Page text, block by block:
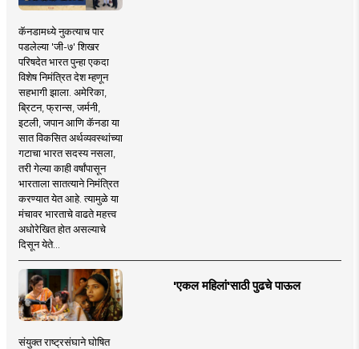
कॅनडामध्ये नुकत्याच पार
पडलेल्या 'जी-७' शिखर
परिषदेत भारत पुन्हा एकदा
विशेष निमंत्रित देश म्हणून
सहभागी झाला. अमेरिका,
ब्रिटन, फ्रान्स, जर्मनी,
इटली, जपान आणि कॅनडा या
सात विकसित अर्थव्यवस्थांच्या
गटाचा भारत सदस्य नसला,
तरी गेल्या काही वर्षांपासून
भारताला सातत्याने निमंत्रित
करण्यात येत आहे. त्यामुळे या
मंचावर भारताचे वाढते महत्त्व
अधोरेखित होत असल्याचे
दिसून येते...
'एकल महिलां'साठी पुढचे पाऊल
संयुक्त राष्ट्रसंघाने घोषित